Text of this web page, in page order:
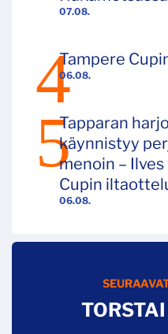
07.08.
06.08.
Tampere
06.08.
Tapparan
käynnistyy
menoin –
Cupin